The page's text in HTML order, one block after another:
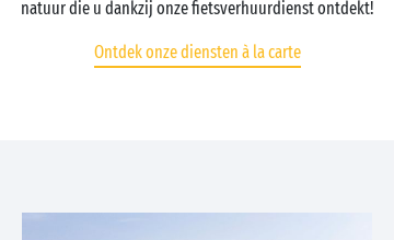
natuur die u dankzij onze fietsverhuurdienst ontdekt!
Ontdek onze diensten à la carte